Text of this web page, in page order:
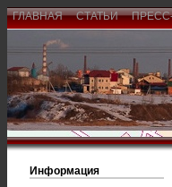
ГЛАВНАЯ СТАТЬИ
Информация